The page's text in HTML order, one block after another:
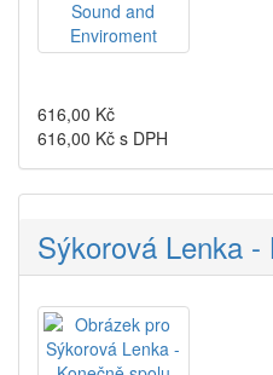
616,00 Kč
616,00 Kč s DPH
Sýkorová Lenka -